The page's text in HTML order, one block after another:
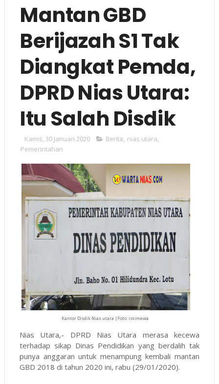
Mantan GBD
Berijazah S1 Tak
Diangkat Pemda,
DPRD Nias Utara:
Itu Salah Disdik
Kamis, 30 Januari 2020 Berita, nias utara,
Pemerintahan
Kantor Disdik Nias utara |Foto: istimewa
Nias Utara,- DPRD Nias Utara merasa kecewa
terhadap sikap Dinas Pendidikan yang berdalih tak
punya anggaran untuk menampung kembali mantan
GBD 2018 di tahun 2020 ini, rabu (29/01/2020).